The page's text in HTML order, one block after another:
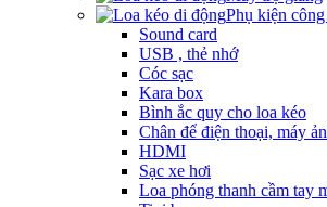
Phụ kiện
Sound card
USB , thẻ nhớ
Cóc sạc
Kara box
Bình ắc quy cho loa kéo
Chân để điện thoại, máy
HDMI
Sạc xe hơi
Loa phóng thanh cầm tay